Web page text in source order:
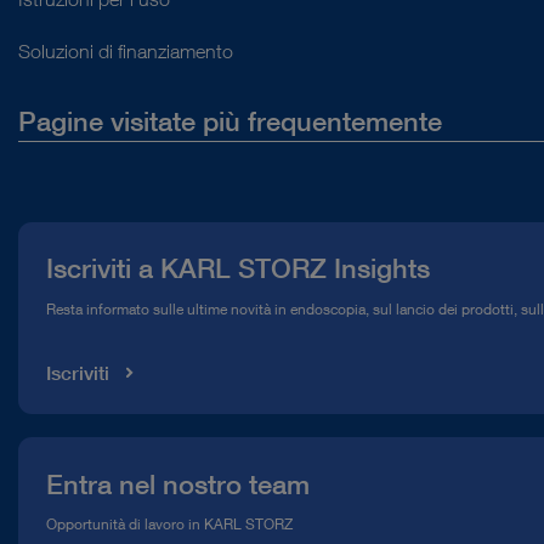
Soluzioni di finanziamento
Pagine visitate più frequentemente
Compliance Hotline
Iscriviti a KARL STORZ Insights
Resta informato sulle ultime novità in endoscopia, sul lancio dei prodotti,
Iscriviti
Entra nel nostro team
Opportunità di lavoro in KARL STORZ